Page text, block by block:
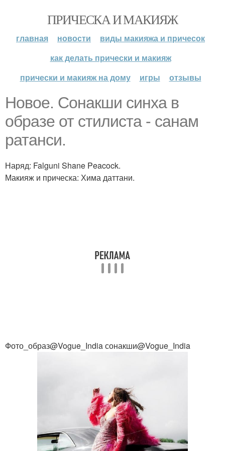
ПРИЧЕСКА И МАКИЯЖ
главная новости
виды макияжа и причесок
как делать прически и макияж
прически и макияж на дому
игры отзывы
Новое. Сонакши синха в
образе от стилиста - санам
ратанси.
Наряд: Falguni Shane Peacock.
Макияж и прическа: Хима даттани.
Фото_образ@Vogue_India сонакши@Vogue_India